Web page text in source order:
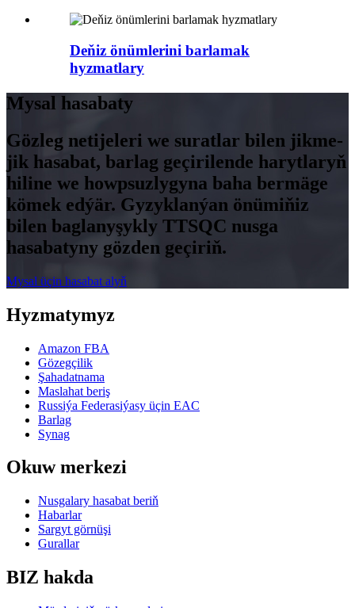
Deňiz önümlerini barlamak
hyzmatlary
Mysal hasabaty
Gözleg netijeleri we suratlar bilen jikme-
jik hasabat, barlag geçirilende harytlaryň
hiline we howpsuzlygyna baha bermäge
kömek edýär. Gyzyklanýan önümiňiz
bilen baglanyşykly TTSQC nusga
hasabatyny gözden geçiriň.
Mysal üçin hasabat alyň
Hyzmatymyz
Amazon FBA
Gözegçilik
Şahadatnama
Maslahat beriş
Russiýa Federasiýasy üçin EAC
Barlag
Synag
Okuw merkezi
Nusgalary hasabat beriň
Habarlar
Sargyt görnüşi
Gurallar
BIZ hakda